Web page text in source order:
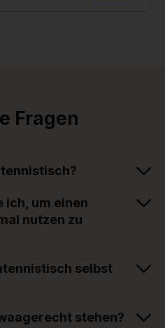
Fragen
ich, um einen
nutzen zu
selbst
stehen?